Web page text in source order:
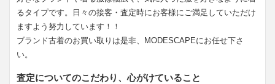
るタイプです。日々の接客・査定時にお客様にご満足していただけ
ますよう努力しています！！
ブランド古着のお買い取りは是非、MODESCAPEにお任せ下さ
い。
査定についてのこだわり、心がけていること